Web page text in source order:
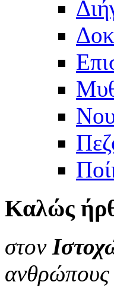
Καλώς
στον
ανθρώπους